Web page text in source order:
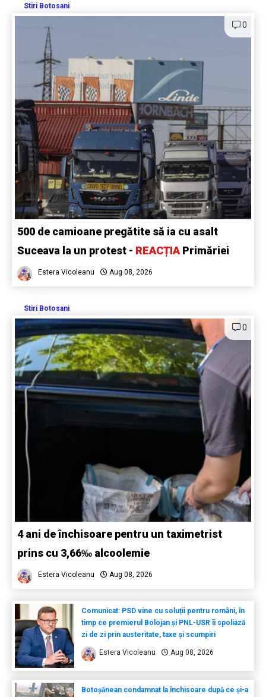
Stiri Botosani
0
500 de camioane pregătite să ia cu asalt
Suceava la un protest - REACȚIAPrimăriei
Estera Vicoleanu Aug 08, 2026
Stiri Botosani
0
4 ani de închisoare pentru un taximetrist
prins cu 3,66‰ alcoolemie
Estera Vicoleanu Aug 08, 2026
Comunicat: PSD vine cu soluții pentru români, în
timp ce premierul Bolojan și PNL-USR îi spoliază
zi de zi prin austeritate, taxe și scumpiri
Estera Vicoleanu Aug 08, 2026
Botoșănean condamnat la închisoare după ce și-a